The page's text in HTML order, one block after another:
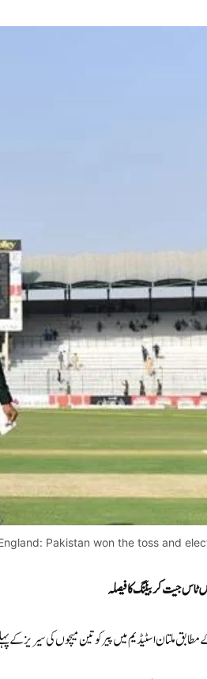
Pakistan won the toss and
ٹاس جیت کر بیٹنگ کا فیصلہ
ملتان اسٹیڈیم میں پیر کو تین میچوں کی سیریز کے